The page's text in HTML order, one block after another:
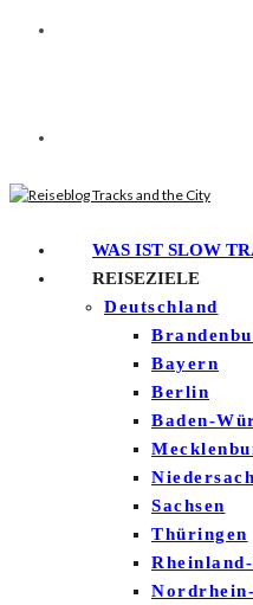
WAS IST SLOW
REISEZIELE
Deutschland
Bayern
Berlin
Baden-
Sachsen
Thüringen